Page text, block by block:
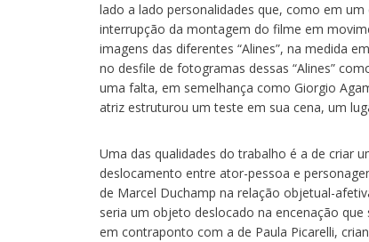
lado a lado personalidades que, como em
interrupção da montagem do filme em
imagens das diferentes “Alines”, na medida
no desfile de fotogramas dessas “Alines”
uma falta, em semelhança como Giorgio
atriz estruturou um teste em sua cena, um
Uma das qualidades do trabalho é a de criar
deslocamento entre ator-pessoa e
de Marcel Duchamp na relação objetual-
seria um objeto deslocado na encenação
em contraponto com a de Paula Picarelli,